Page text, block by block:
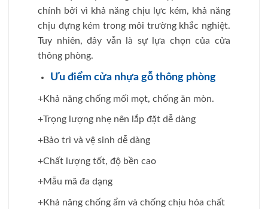
chính bởi vì khả năng chịu lực kém, khả năng
chịu đựng kém trong môi trường khắc nghiệt.
Tuy nhiên, đây vẫn là sự lựa chọn của cửa
thông phòng.
Ưu điểm cửa nhựa gỗ thông phòng
+Khả năng chống mối mọt, chống ăn mòn.
+Trọng lượng nhẹ nên lắp đặt dễ dàng
+Bảo trì và vệ sinh dễ dàng
+Chất lượng tốt, độ bền cao
+Mẫu mã đa dạng
+Khả năng chống ẩm và chống chịu hóa chất